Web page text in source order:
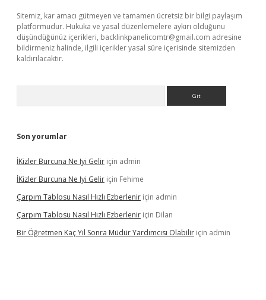
Sitemiz, kar amacı gütmeyen ve tamamen ücretsiz bir bilgi paylaşım
platformudur. Hukuka ve yasal düzenlemelere aykırı olduğunu
düşündüğünüz içerikleri, backlinkpanelicomtr@gmail.com adresine
bildirmeniz halinde, ilgili içerikler yasal süre içerisinde sitemizden
kaldırılacaktır.
Son yorumlar
İKizler Burcuna Ne Iyi Gelir için admin
İKizler Burcuna Ne Iyi Gelir için Fehime
Çarpım Tablosu Nasıl Hızlı Ezberlenir için admin
Çarpım Tablosu Nasıl Hızlı Ezberlenir için Dilan
Bir Öğretmen Kaç Yıl Sonra Müdür Yardımcısı Olabilir için admin